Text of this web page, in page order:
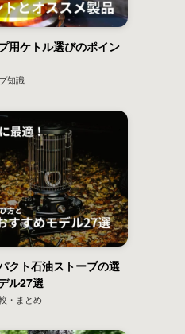
用ケトル選びのポイン
知識
クト石油ストーブの選
ル27選
・まとめ